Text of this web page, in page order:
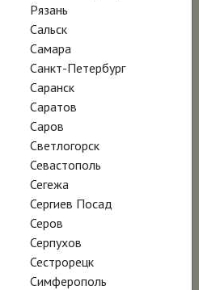
«магического
памяти и, накладывая
один слой темперы за
застывшие
как
«Косы». Героями его
друзья, соседи,
природа штата Мэн,
картин Уайета
огромной
году Музей
(МоМА) в Нью-
Рязань
Сальск
Самара
Санкт-Петербург
Саранск
Саратов
Саров
Светлогорск
Севастополь
Сегежа
Сергиев Посад
Серов
Серпухов
Сестрорецк
Симферополь